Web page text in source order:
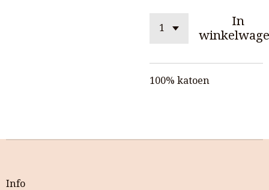
In
100% katoen
Info